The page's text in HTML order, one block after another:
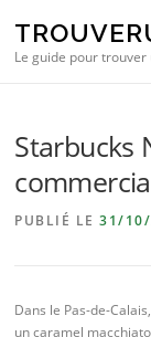
Le guide pour trouver
Starbucks
PUBLIÉ LE31/
Dans le Pas-de-
un caramel